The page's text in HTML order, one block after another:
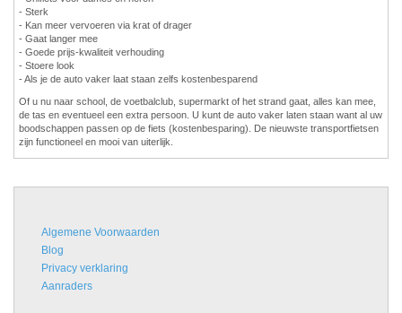
- Sterk
- Kan meer vervoeren via krat of drager
- Gaat langer mee
- Goede prijs-kwaliteit verhouding
- Stoere look
- Als je de auto vaker laat staan zelfs kostenbesparend
Of u nu naar school, de voetbalclub, supermarkt of het strand gaat, alles kan mee,
de tas en eventueel een extra persoon. U kunt de auto vaker laten staan want al uw
boodschappen passen op de fiets (kostenbesparing). De nieuwste transportfietsen
zijn functioneel en mooi van uiterlijk.
Algemene Voorwaarden
Blog
Privacy verklaring
Aanraders